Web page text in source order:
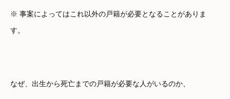
※ 事案によってはこれ以外の戸籍が必要となることがありま
す。
なぜ、出生から死亡までの戸籍が必要な人がいるのか、